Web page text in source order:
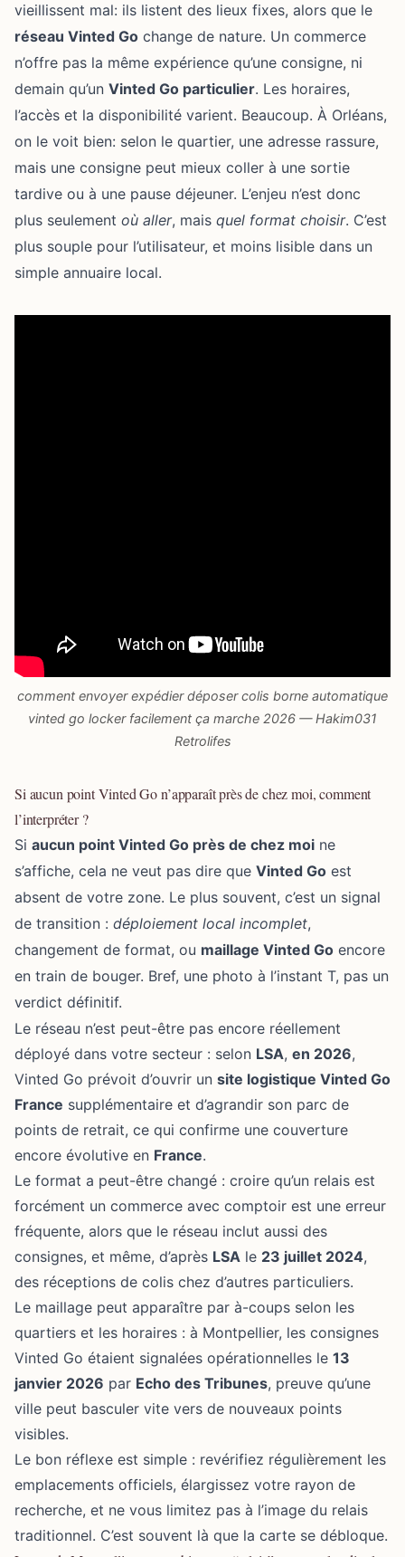
vieillissent mal: ils listent des lieux fixes, alors que le
réseau Vinted Go change de nature. Un commerce
n’offre pas la même expérience qu’une consigne, ni
demain qu’un Vinted Go particulier. Les horaires,
l’accès et la disponibilité varient. Beaucoup. À Orléans,
on le voit bien: selon le quartier, une adresse rassure,
mais une consigne peut mieux coller à une sortie
tardive ou à une pause déjeuner. L’enjeu n’est donc
plus seulement où aller, mais quel format choisir. C’est
plus souple pour l’utilisateur, et moins lisible dans un
simple annuaire local.
comment envoyer expédier déposer colis borne automatique
vinted go locker facilement ça marche 2026 — Hakim031
Retrolifes
Si aucun point Vinted Go n’apparaît près de chez moi, comment
l’interpréter ?
Si aucun point Vinted Go près de chez moi ne
s’affiche, cela ne veut pas dire que Vinted Go est
absent de votre zone. Le plus souvent, c’est un signal
de transition : déploiement local incomplet,
changement de format, ou maillage Vinted Go encore
en train de bouger. Bref, une photo à l’instant T, pas un
verdict définitif.
Le réseau n’est peut-être pas encore réellement
déployé dans votre secteur : selon LSA, en 2026,
Vinted Go prévoit d’ouvrir un site logistique Vinted Go
France supplémentaire et d’agrandir son parc de
points de retrait, ce qui confirme une couverture
encore évolutive en France.
Le format a peut-être changé : croire qu’un relais est
forcément un commerce avec comptoir est une erreur
fréquente, alors que le réseau inclut aussi des
consignes, et même, d’après LSA le 23 juillet 2024,
des réceptions de colis chez d’autres particuliers.
Le maillage peut apparaître par à-coups selon les
quartiers et les horaires : à Montpellier, les consignes
Vinted Go étaient signalées opérationnelles le 13
janvier 2026 par Echo des Tribunes, preuve qu’une
ville peut basculer vite vers de nouveaux points
visibles.
Le bon réflexe est simple : revérifiez régulièrement les
emplacements officiels, élargissez votre rayon de
recherche, et ne vous limitez pas à l’image du relais
traditionnel. C’est souvent là que la carte se débloque.